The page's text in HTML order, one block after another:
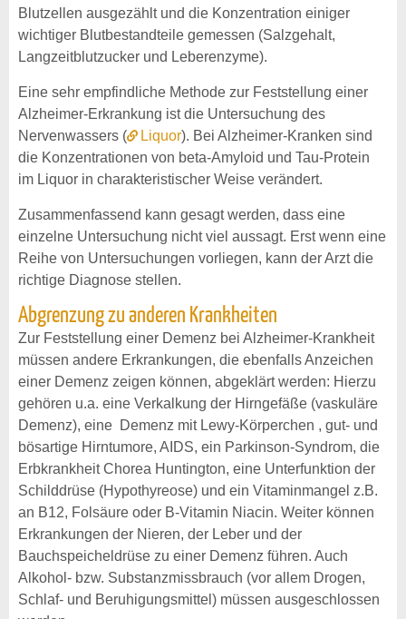
Blutzellen ausgezählt und die Konzentration einiger
wichtiger Blutbestandteile gemessen (Salzgehalt,
Langzeitblutzucker und Leberenzyme).
Eine sehr empfindliche Methode zur Feststellung einer
Alzheimer-Erkrankung ist die Untersuchung des
Nervenwassers (
Liquor). Bei Alzheimer-Kranken sind
die Konzentrationen von beta-Amyloid und Tau-Protein
im Liquor in charakteristischer Weise verändert.
Zusammenfassend kann gesagt werden, dass eine
einzelne Untersuchung nicht viel aussagt. Erst wenn eine
Reihe von Untersuchungen vorliegen, kann der Arzt die
richtige Diagnose stellen.
Abgrenzung zu anderen Krankheiten
Zur Feststellung einer Demenz bei Alzheimer-Krankheit
müssen andere Erkrankungen, die ebenfalls Anzeichen
einer Demenz zeigen können, abgeklärt werden: Hierzu
gehören u.a. eine Verkalkung der Hirngefäße (vaskuläre
Demenz), eine Demenz mit Lewy-Körperchen , gut- und
bösartige Hirntumore, AIDS, ein Parkinson-Syndrom, die
Erbkrankheit Chorea Huntington, eine Unterfunktion der
Schilddrüse (Hypothyreose) und ein Vitaminmangel z.B.
an B12, Folsäure oder B-Vitamin Niacin. Weiter können
Erkrankungen der Nieren, der Leber und der
Bauchspeicheldrüse zu einer Demenz führen. Auch
Alkohol- bzw. Substanzmissbrauch (vor allem Drogen,
Schlaf- und Beruhigungsmittel) müssen ausgeschlossen